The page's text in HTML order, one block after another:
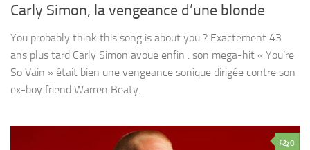
Carly Simon, la vengeance d’une blonde
You probably think this song is about you ? Exactement 43
ans plus tard Carly Simon avoue enfin : son mega-hit « You’re
So Vain » était bien une vengeance sonique dirigée contre son
ex-boy friend Warren Beaty.
0